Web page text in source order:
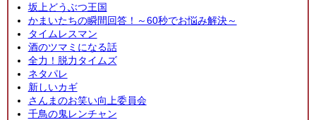
坂上どうぶつ王国
かまいたちの瞬間回答！～60秒でお悩み解決～
タイムレスマン
酒のツマミになる話
全力！脱力タイムズ
ネタパレ
新しいカギ
さんまのお笑い向上委員会
千鳥の鬼レンチャン